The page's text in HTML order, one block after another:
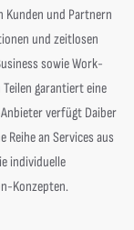
Kunden und Partnern
und zeitlosen
sowie Work-
Teilen garantiert eine
verfügt Daiber
an Services aus
individuelle
Konzepten.